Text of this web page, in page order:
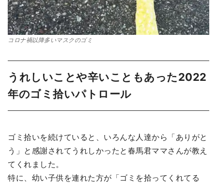
コロナ禍以降多いマスクのゴミ
うれしいことや辛いこともあった2022
年のゴミ拾いパトロール
ゴミ拾いを続けていると、いろんな人達から「ありがと
う」と感謝されてうれしかったと春馬君ママさんが教え
てくれました。
特に、幼い子供を連れた方が「ゴミを拾ってくれてる